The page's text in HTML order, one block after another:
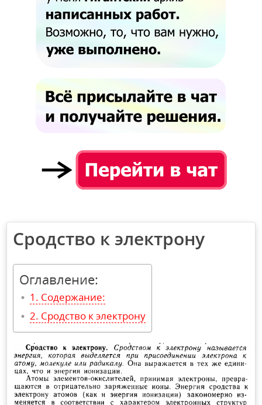
Сродство к электрону
Оглавление:
Содержание:
Сродство к электрону